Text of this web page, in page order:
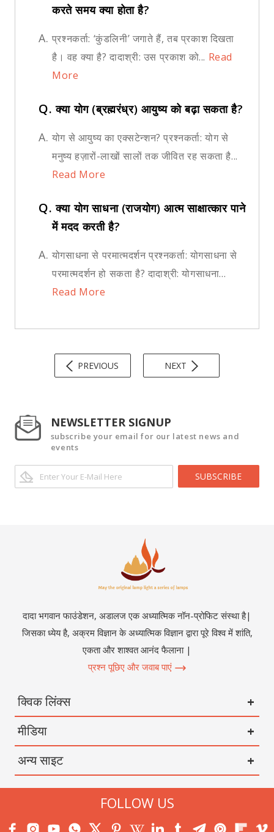
करते समय क्या होता है?
A. प्रश्नकर्ता: ‘कुंडलिनी’ जगाते हैं, तब प्रकाश दिखता
है। वह क्या है? दादाश्री: उस प्रकाश को... Read
More
Q.क्या योग (ब्रह्मरंध्र) आयुष्य को बढ़ा सकता है?
A. योग से आयुष्य का एक्सटेन्शन? प्रश्नकर्ता: योग से
मनुष्य हज़ारों-लाखों सालों तक जीवित रह सकता है...
Read More
Q.क्या योग साधना (राजयोग) आत्म साक्षात्कार पाने
में मदद करती है?
A. योगसाधना से परमात्मदर्शन प्रश्नकर्ता: योगसाधना से
परमात्मदर्शन हो सकता है? दादाश्री: योगसाधना...
Read More
PREVIOUS NEXT
NEWSLETTER SIGNUP
subscribe your email for our latest news and
events
SUBSCRIBE
दादा भगवान फाउंडेशन, अडालज एक अध्यात्मिक नॉन-प्रोफिट संस्था है|
जिसका ध्येय है, अक्रम विज्ञान के अध्यात्मिक विज्ञान द्वारा पूरे विश्व में शांति,
एकता और शाश्वत आनंद फैलाना |
प्रश्न पूछिए और जवाब पाएं
क्विक लिंक्स
मीडिया
अन्य साइट
FOLLOW US